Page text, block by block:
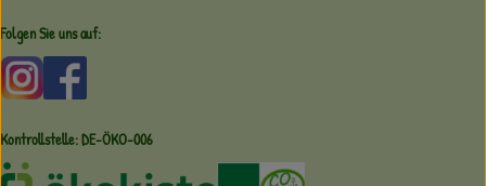
Folgen Sie uns auf:
Externer Link zu https://www.instagram.com/
Kontrollstelle: DE-ÖKO-006
Externer Link zu /ueber-uns/
Externer Link zu /regionale-
Externer Link zu /